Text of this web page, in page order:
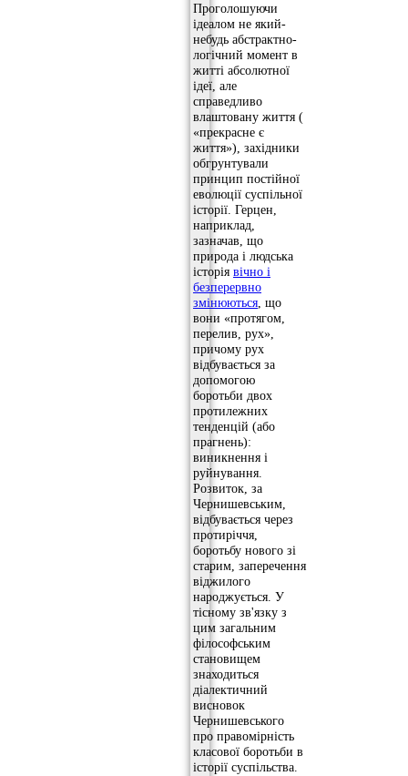
Проголошуючи
ідеалом не який-
небудь абстрактно-
логічний момент в
житті абсолютної
ідеї, але
справедливо
влаштовану життя (
«прекрасне є
життя»), західники
обгрунтували
принцип постійної
еволюції суспільної
історії. Герцен,
наприклад,
зазначав, що
природа і людська
історія вічно і
безперервно
змінюються , що
вони «протягом,
перелив, рух»,
причому рух
відбувається за
допомогою
боротьби двох
протилежних
тенденцій (або
прагнень):
виникнення і
руйнування.
Розвиток, за
Чернишевським,
відбувається через
протиріччя,
боротьбу нового зі
старим, заперечення
віджилого
народжується. У
тісному зв'язку з
цим загальним
філософським
становищем
знаходиться
діалектичний
висновок
Чернишевського
про правомірність
класової боротьби в
історії суспільства.